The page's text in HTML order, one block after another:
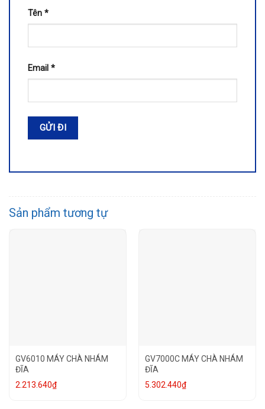
Tên *
Email *
Sản phẩm tương tự
GV6010 MÁY CHÀ NHÁM
ĐĨA
2.213.640₫
GV7000C MÁY CHÀ NHÁM
ĐĨA
5.302.440₫